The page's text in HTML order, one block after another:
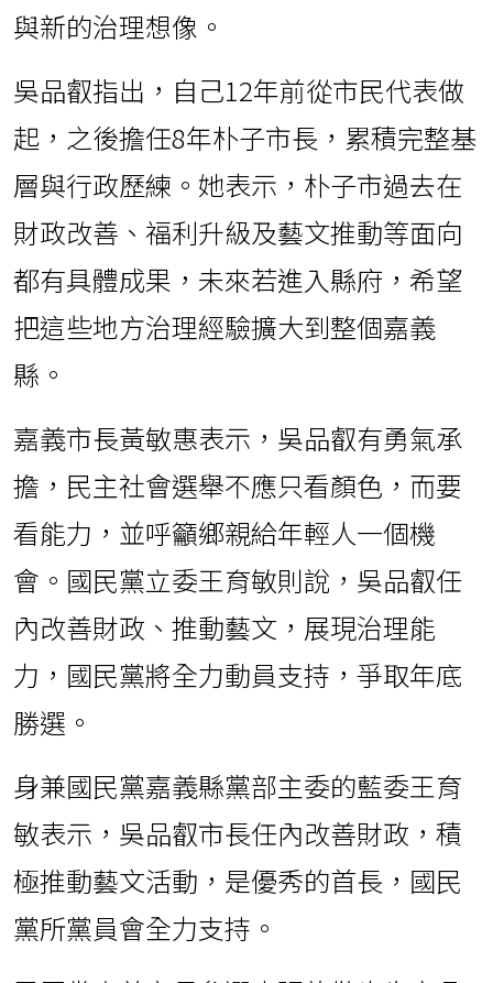
與新的治理想像。
吳品叡指出，自己12年前從市民代表做
起，之後擔任8年朴子市長，累積完整基
層與行政歷練。她表示，朴子市過去在
財政改善、福利升級及藝文推動等面向
都有具體成果，未來若進入縣府，希望
把這些地方治理經驗擴大到整個嘉義
縣。
嘉義市長黃敏惠表示，吳品叡有勇氣承
擔，民主社會選舉不應只看顏色，而要
看能力，並呼籲鄉親給年輕人一個機
會。國民黨立委王育敏則說，吳品叡任
內改善財政、推動藝文，展現治理能
力，國民黨將全力動員支持，爭取年底
勝選。
身兼國民黨嘉義縣黨部主委的藍委王育
敏表示，吳品叡市長任內改善財政，積
極推動藝文活動，是優秀的首長，國民
黨所黨員會全力支持。